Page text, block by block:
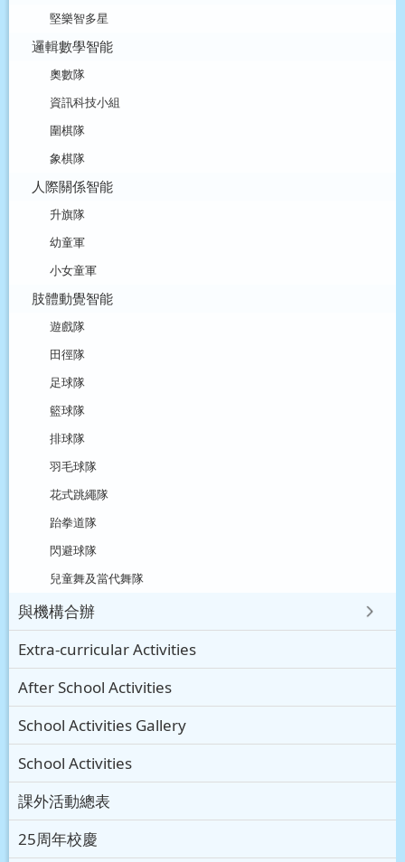
堅樂智多星
邏輯數學智能
奧數隊
資訊科技小組
圍棋隊
象棋隊
人際關係智能
升旗隊
幼童軍
小女童軍
肢體動覺智能
遊戲隊
田徑隊
足球隊
籃球隊
排球隊
羽毛球隊
花式跳繩隊
跆拳道隊
閃避球隊
兒童舞及當代舞隊
與機構合辦
Extra-curricular Activities
After School Activities
School Activities Gallery
School Activities
課外活動總表
25周年校慶